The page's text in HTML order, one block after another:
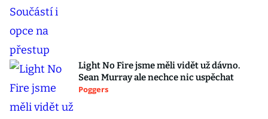
Light No Fire jsme měli vidět už dávno.
Sean Murray ale nechce nic uspěchat
Poggers